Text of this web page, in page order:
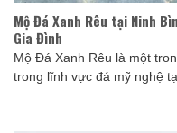
Mộ Đá Xanh Rêu tại Ninh
Gia Đình
Mộ Đá Xanh Rêu là một
trong lĩnh vực đá mỹ nghệ